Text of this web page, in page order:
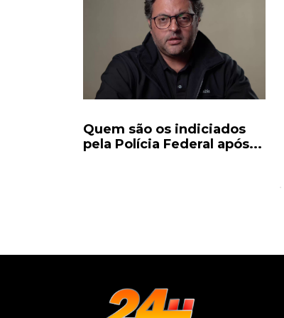
Quem são os indiciados
pela Polícia Federal após...